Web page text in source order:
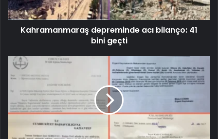
Kahramanmaraş depreminde acı bilanço: 41
bini geçti